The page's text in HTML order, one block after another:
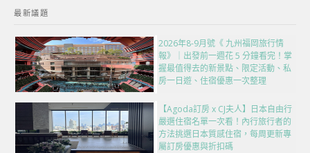
最新議題
2026年8-9月號《 九州福岡旅行情
報》｜出發前一週花 5 分鐘看完！掌
握最值得去的新景點、限定活動、私
房一日遊、住宿優惠一次整理
【Agoda訂房 x CJ夫人】日本自由行
嚴選住宿名單一次看！內行旅行者的
方法挑選日本質感住宿，每周更新專
屬訂房優惠與折扣碼